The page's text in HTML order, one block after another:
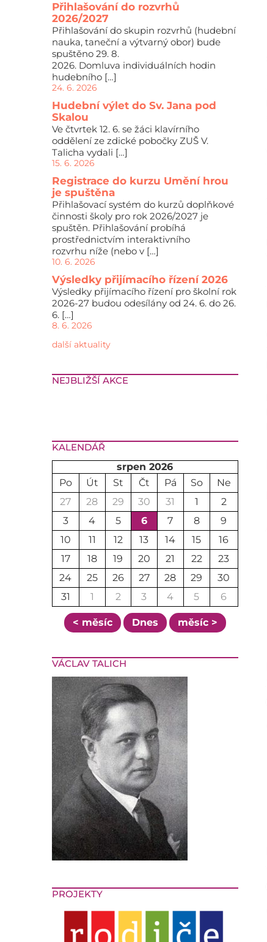
Přihlašování do rozvrhů
2026/2027
Přihlašování do skupin rozvrhů (hudební
nauka, taneční a výtvarný obor) bude
spuštěno 29. 8.
2026. Domluva individuálních hodin
hudebního […]
24. 6. 2026
Hudební výlet do Sv. Jana pod
Skalou
Ve čtvrtek 12. 6. se žáci klavírního
oddělení ze zdické pobočky ZUŠ V.
Talicha vydali […]
15. 6. 2026
Registrace do kurzu Umění hrou
je spuštěna
Přihlašovací systém do kurzů doplňkové
činnosti školy pro rok 2026/2027 je
spuštěn. Přihlašování probíhá
prostřednictvím interaktivního
rozvrhu níže (nebo v […]
10. 6. 2026
Výsledky přijímacího řízení 2026
Výsledky přijímacího řízení pro školní rok
2026-27 budou odesílány od 24. 6. do 26.
6. […]
8. 6. 2026
další aktuality
NEJBLIŽŠÍ AKCE
KALENDÁŘ
srpen 2026
Po
Út St Čt Pá So
Ne
27
28 29 30 31 1
2
3
4 5 6 7 8
9
10
11 12 13 14 15
16
17
18 19 20 21 22
23
24
25 26 27 28 29
30
31
1 2 3 4 5 6
< měsíc Dnes měsíc >
VÁCLAV TALICH
PROJEKTY